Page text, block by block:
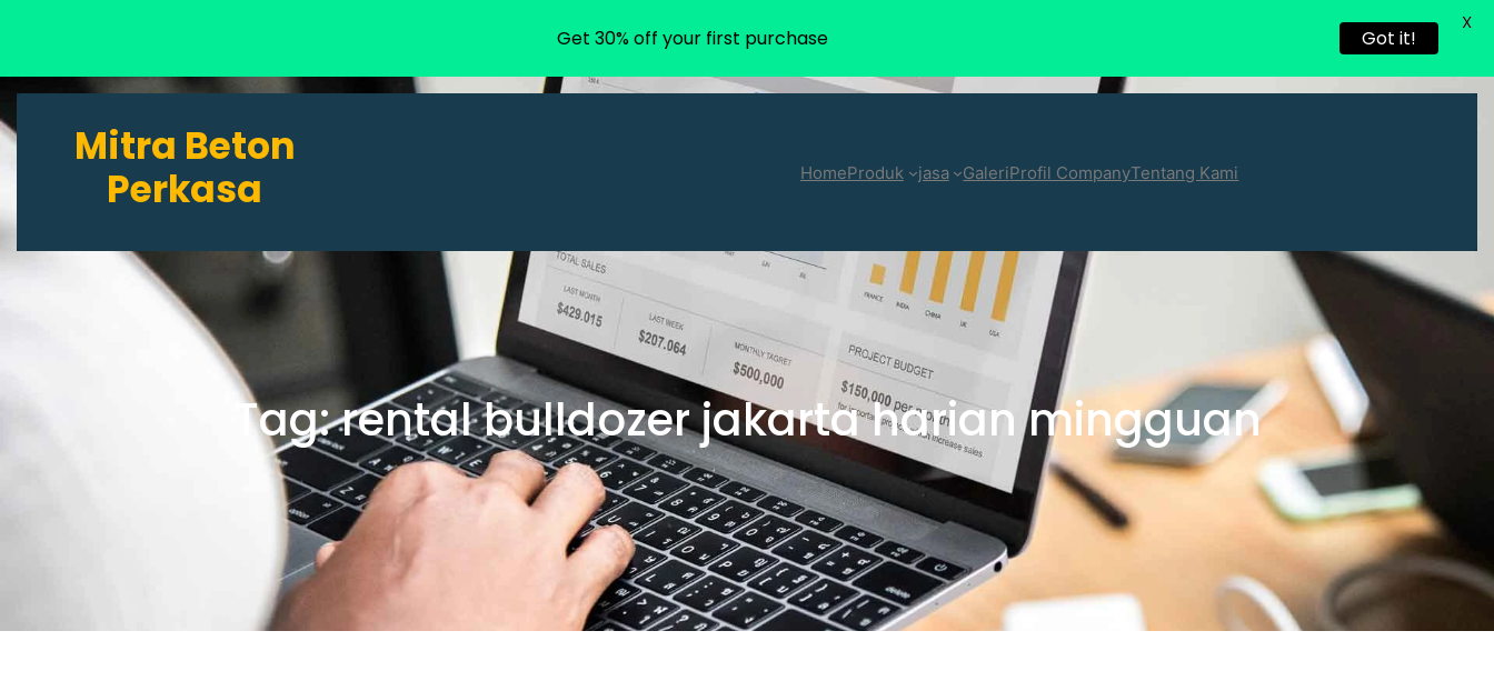
Lewati
ke
konten
Mitra Beton
Perkasa
HomeProduk jasa GaleriProfil CompanyTentang Kami
Tag:rental bulldozer jakarta harian mingguan
Get 30% off your first purchase Got it!
X